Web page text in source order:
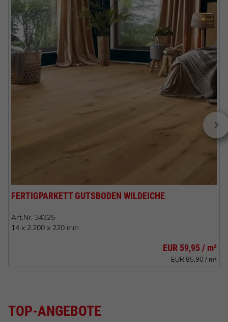
FERTIGPARKETT GUTSBODEN WILDEICHE
Art.Nr. 34325
14 x 2.200 x 220 mm
EUR 59,95 / m²
EUR 85,90 / m²
TOP-ANGEBOTE